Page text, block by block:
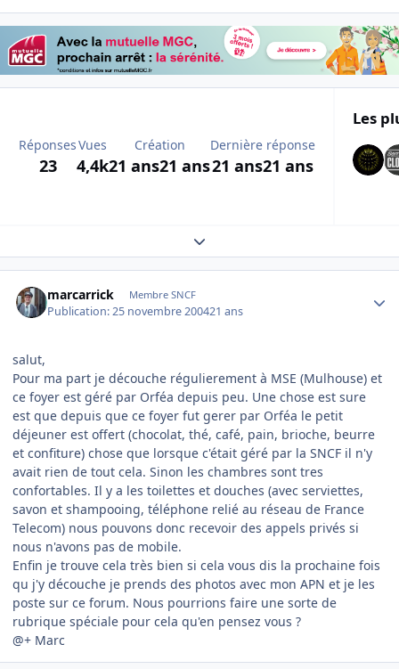
Réponses
23
Vues
4,4k
Création
21 ans21 ans
Dernière réponse
21 ans21 ans
Les
Expand topic overview
marcarrick Membre SNCF
Publication:25 novembre 200421 ans
salut,
Pour ma part je découche régulierement à MSE (Mulhouse) et
ce foyer est géré par Orféa depuis peu. Une chose est sure
est que depuis que ce foyer fut gerer par Orféa le petit
déjeuner est offert (chocolat, thé, café, pain, brioche, beurre
et confiture) chose que lorsque c'était géré par la SNCF il n'y
avait rien de tout cela. Sinon les chambres sont tres
confortables. Il y a les toilettes et douches (avec serviettes,
savon et shampooing, téléphone relié au réseau de France
Telecom) nous pouvons donc recevoir des appels privés si
nous n'avons pas de mobile.
Enfin je trouve cela très bien si cela vous dis la prochaine fois
qu j'y découche je prends des photos avec mon APN et je les
poste sur ce forum. Nous pourrions faire une sorte de
rubrique spéciale pour cela qu'en pensez vous ?
@+ Marc